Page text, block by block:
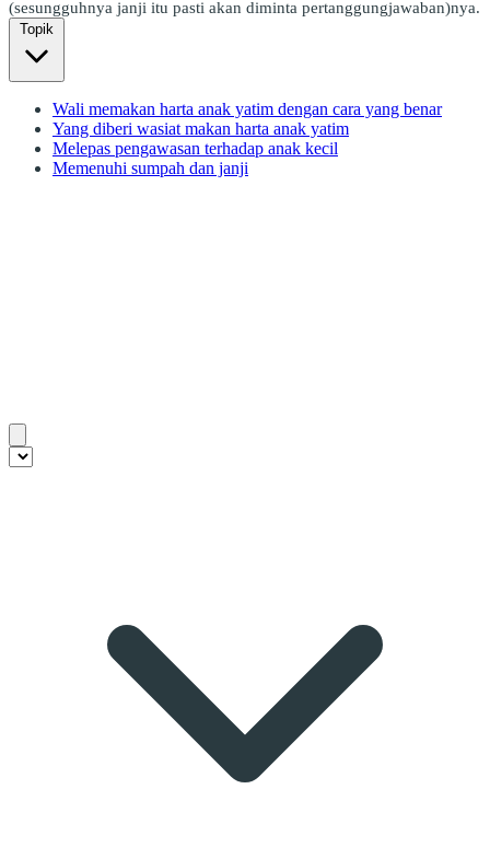
(sesungguhnya janji itu pasti akan diminta pertanggungjawaban)nya.
Topik
Wali memakan harta anak yatim dengan cara yang benar
Yang diberi wasiat makan harta anak yatim
Melepas pengawasan terhadap anak kecil
Memenuhi sumpah dan janji